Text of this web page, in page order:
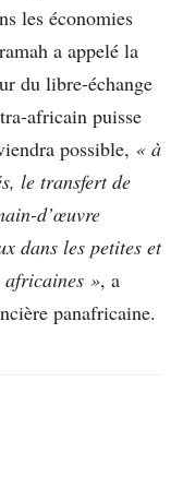
les économies
a appelé la
du libre-échange
africain puisse
possible, « à
le transfert de
d’œuvre
dans les petites et
africaines », a
panafricaine.